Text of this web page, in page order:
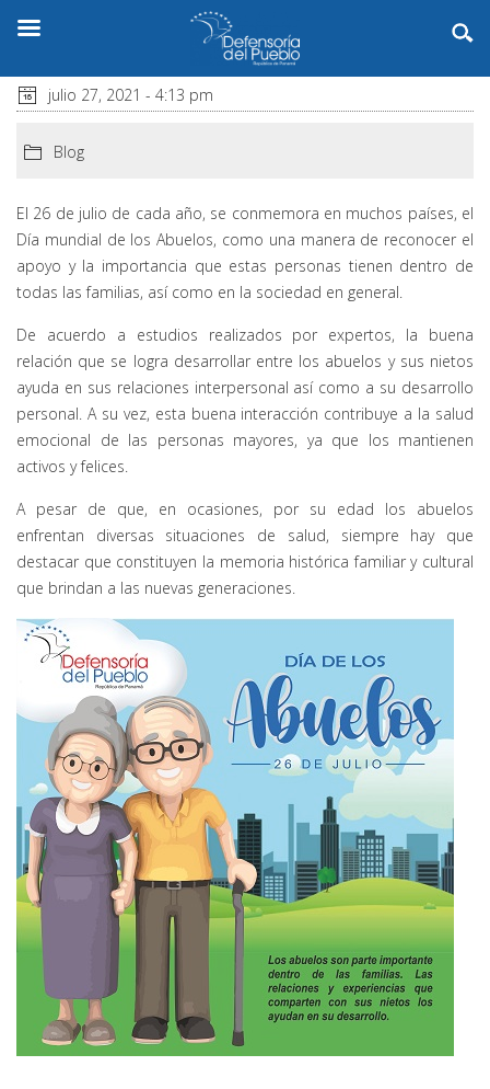
julio 27, 2021 - 4:13 pm
Blog
El 26 de julio de cada año, se conmemora en muchos países, el
Día mundial de los Abuelos, como una manera de reconocer el
apoyo y la importancia que estas personas tienen dentro de
todas las familias, así como en la sociedad en general.
De acuerdo a estudios realizados por expertos, la buena
relación que se logra desarrollar entre los abuelos y sus nietos
ayuda en sus relaciones interpersonal así como a su desarrollo
personal. A su vez, esta buena interacción contribuye a la salud
emocional de las personas mayores, ya que los mantienen
activos y felices.
A pesar de que, en ocasiones, por su edad los abuelos
enfrentan diversas situaciones de salud, siempre hay que
destacar que constituyen la memoria histórica familiar y cultural
que brindan a las nuevas generaciones.